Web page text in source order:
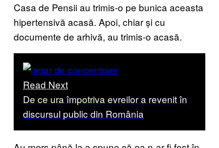
Casa de Pensii au trimis-o pe bunica aceasta
hipertensivă acasă. Apoi, chiar și cu
documente de arhivă, au trimis-o acasă.
Read Next
De ce ura împotriva evreilor a revenit în
discursul public din România